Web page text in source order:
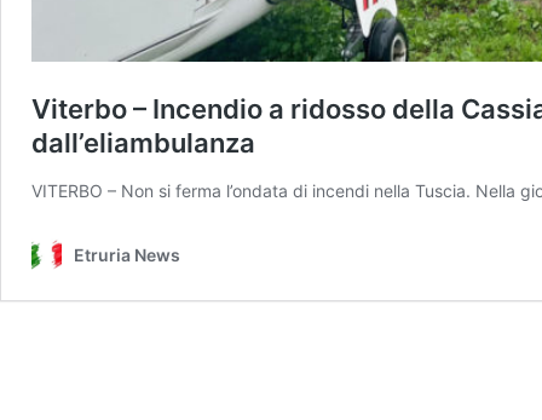
Viterbo – Incendio a ridosso della
dall’eliambulanza
VITERBO – Non si ferma l’ondata di incendi nella Tuscia. Nella
Etruria News